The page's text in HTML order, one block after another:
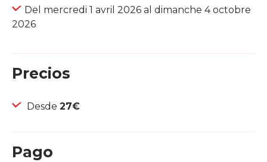
Del mercredi 1 avril 2026 al dimanche 4 octobre
2026
Precios
Desde 27€
Pago